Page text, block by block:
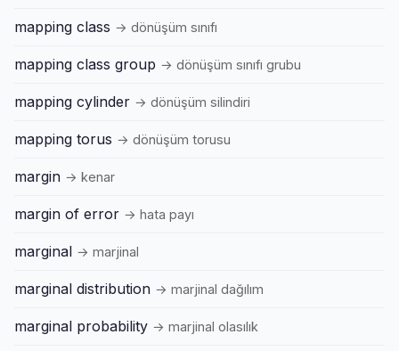
mapping class → dönüşüm sınıfı
mapping class group → dönüşüm sınıfı grubu
mapping cylinder → dönüşüm silindiri
mapping torus → dönüşüm torusu
margin → kenar
margin of error → hata payı
marginal → marjinal
marginal distribution → marjinal dağılım
marginal probability → marjinal olasılık